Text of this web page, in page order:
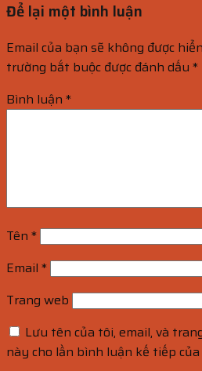
Để lại một bình luận
Email của bạn sẽ không được
trường bắt buộc được đánh dấu *
Bình luận *
Tên *
Email *
Trang web
Lưu tên của tôi, email, và
này cho lần bình luận kế tiếp